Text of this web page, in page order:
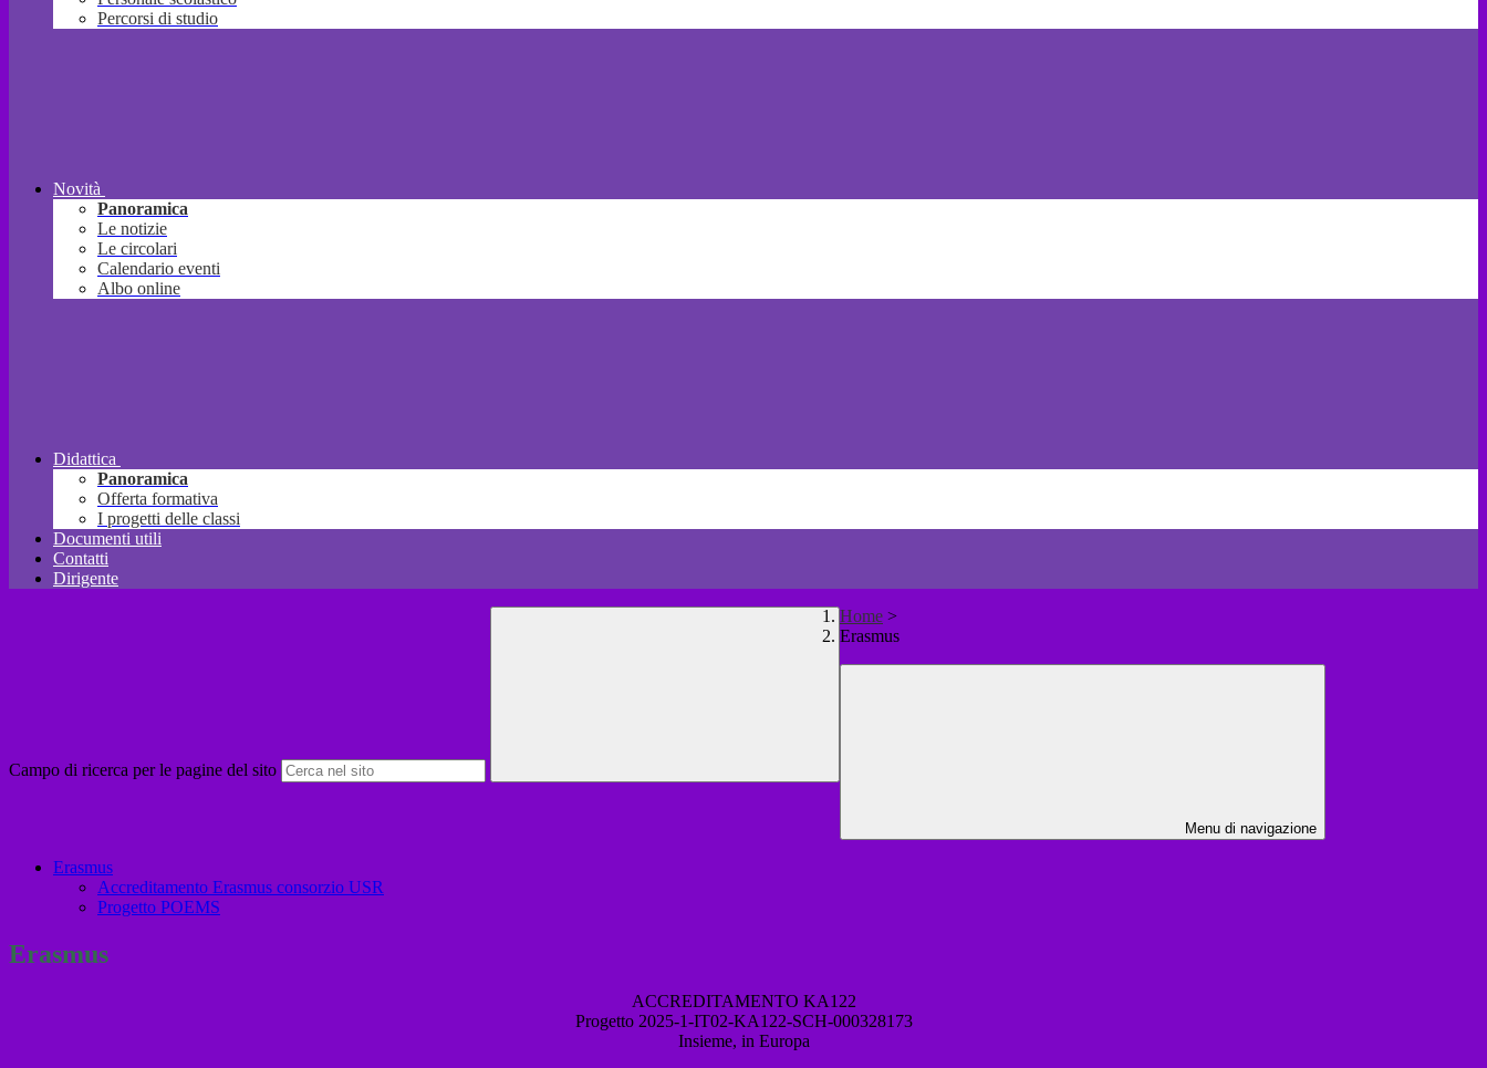
Percorsi di studio
Novità
Panoramica
Le notizie
Le circolari
Calendario eventi
Albo online
Didattica
Panoramica
Offerta formativa
I progetti delle classi
Documenti utili
Contatti
Dirigente
Campo di ricerca per le pagine del sito
Home >
Erasmus
Menu di navigazione
Erasmus
Accreditamento Erasmus consorzio USR
Progetto POEMS
Erasmus
ACCREDITAMENTO KA122
Progetto 2025-1-IT02-KA122-SCH-000328173
Insieme, in Europa